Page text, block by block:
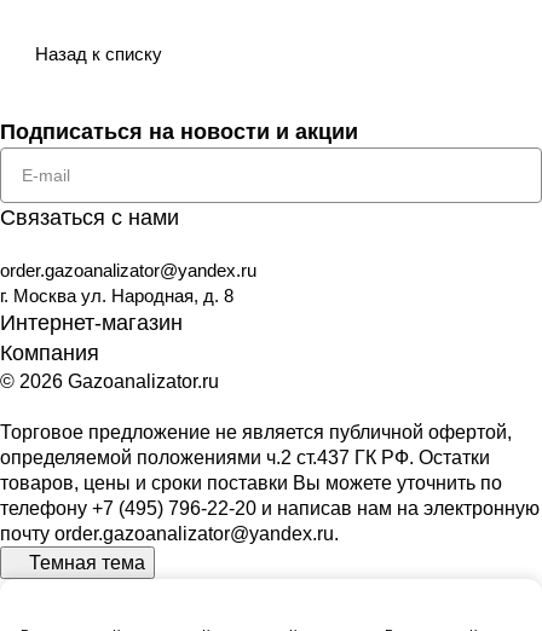
Назад к списку
Подписаться на новости и акции
Связаться с нами
order.gazoanalizator@yandex.ru
г. Москва ул. Народная, д. 8
Интернет-магазин
Компания
© 2026 Gazoanalizator.ru
Торговое предложение не является публичной офертой,
определяемой положениями ч.2 ст.437 ГК РФ. Остатки
товаров, цены и сроки поставки Вы можете уточнить по
телефону +7 (495) 796-22-20 и написав нам на электронную
почту order.gazoanalizator@yandex.ru.
Темная тема